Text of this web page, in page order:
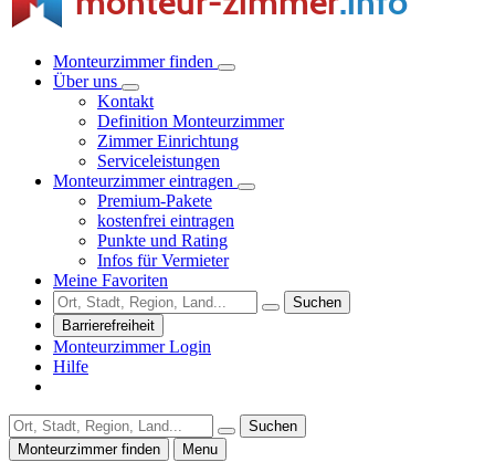
Monteurzimmer finden
Über uns
Kontakt
Definition Monteurzimmer
Zimmer Einrichtung
Serviceleistungen
Monteurzimmer eintragen
Premium-Pakete
kostenfrei eintragen
Punkte und Rating
Infos für Vermieter
Meine Favoriten
Suchen
Barrierefreiheit
Monteurzimmer Login
Hilfe
Suchen
Monteurzimmer finden
Menu